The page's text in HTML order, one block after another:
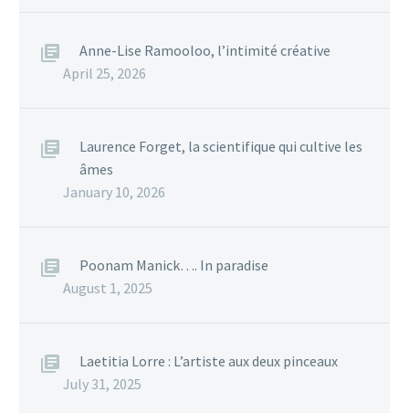
Anne-Lise Ramooloo, l’intimité créative
April 25, 2026
Laurence Forget, la scientifique qui cultive les
âmes
January 10, 2026
Poonam Manick…. In paradise
August 1, 2025
Laetitia Lorre : L’artiste aux deux pinceaux
July 31, 2025